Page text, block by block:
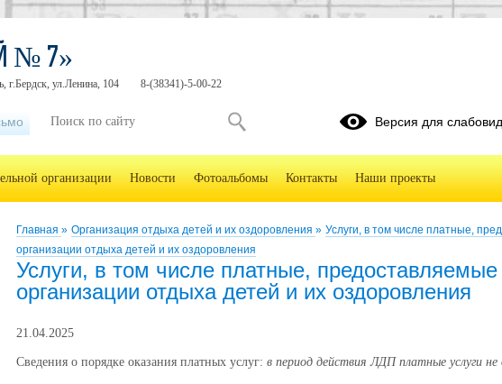
Главная » Организация отдыха детей и их оздоровления » Услуги, в том числе платные,
организации отдыха детей и их оздоровления
Услуги, в том числе платные, предоставляемые
организации отдыха детей и их оздоровления
21.04.2025
Сведения о порядке оказания платных услуг: в период действия ЛДП платные услуги
№ 7»
г.Бердск, ул.Ленина, 104 8-(38341)-5-00-22
Версия для
организации Новости Фотоальбомы Контакты Наши проекты